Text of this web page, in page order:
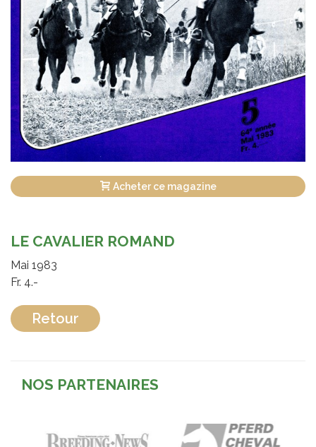
Acheter ce magazine
LE CAVALIER ROMAND
Mai 1983
Fr. 4.-
Retour
NOS PARTENAIRES